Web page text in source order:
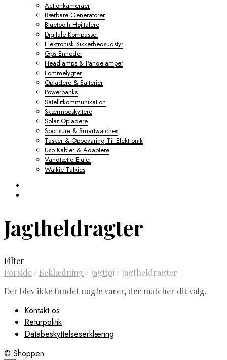
Actionkameraer
Bærbare Generatorer
Bluetooth Højttalere
Digitale Kompasser
Elektronisk Sikkerhedsudstyr
Gps Enheder
Headlamps & Pandelamper
Lommelygter
Opladere & Batterier
Powerbanks
Satellitkommunikation
Skærmbeskyttere
Solar Opladere
Sportsure & Smartwatches
Tasker & Opbevaring Til Elektronik
Usb Kabler & Adaptere
Vandtætte Etuier
Walkie Talkies
Jagtheldragter
Filter
Forside / Beklædning / Jagttøj / Jagtheldragter
Der blev ikke fundet nogle varer, der matcher dit valg.
Kontakt os
Returpolitik
Databeskyttelseserklæring
© Shoppen